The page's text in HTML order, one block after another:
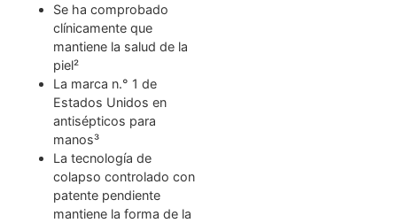
Se ha comprobado
clínicamente que
mantiene la salud de la
piel²
La marca n.° 1 de
Estados Unidos en
antisépticos para
manos³
La tecnología de
colapso controlado con
patente pendiente
mantiene la forma de la